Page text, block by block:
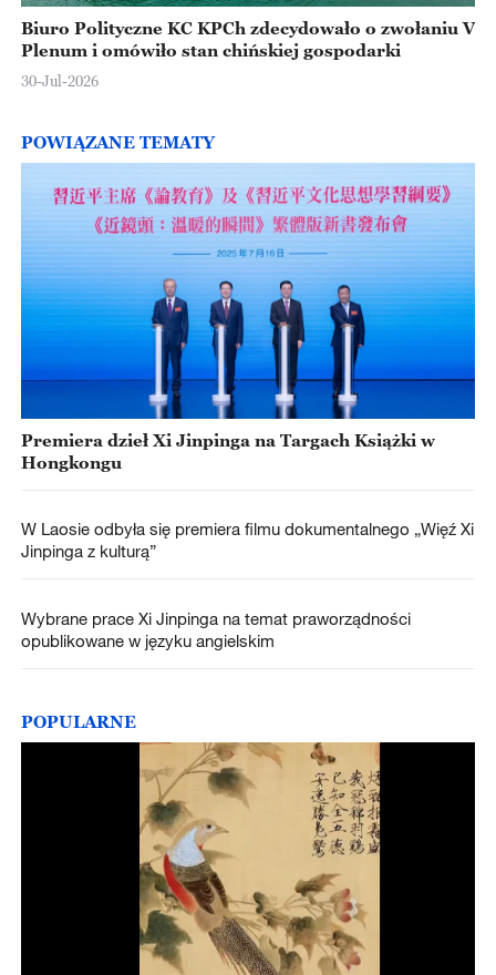
Biuro Polityczne KC KPCh zdecydowało o zwołaniu V
Plenum i omówiło stan chińskiej gospodarki
30-Jul-2026
POWIĄZANE TEMATY
Premiera dzieł Xi Jinpinga na Targach Książki w
Hongkongu
W Laosie odbyła się premiera filmu dokumentalnego „Więź Xi
Jinpinga z kulturą”
Wybrane prace Xi Jinpinga na temat praworządności
opublikowane w języku angielskim
POPULARNE